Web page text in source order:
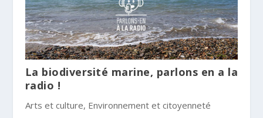
La biodiversité marine, parlons en a la
radio !
Arts et culture, Environnement et citoyenneté